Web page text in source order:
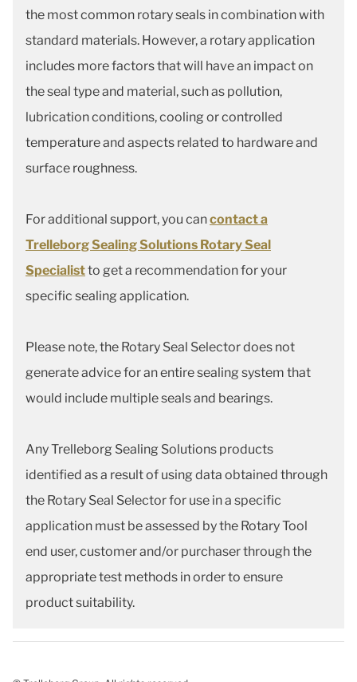
the most common rotary seals in combination with
standard materials. However, a rotary application
includes more factors that will have an impact on
the seal type and material, such as pollution,
lubrication conditions, cooling or controlled
temperature and aspects related to hardware and
surface roughness.
For additional support, you cancontact a
Trelleborg Sealing Solutions Rotary Seal
Specialistto get a recommendation for your
specific sealing application.
Please note, the Rotary Seal Selector does not
generate advice for an entire sealing system that
would include multiple seals and bearings.
Any Trelleborg Sealing Solutions products
identified as a result of using data obtained through
the Rotary Seal Selector for use in a specific
application must be assessed by the Rotary Tool
end user, customer and/or purchaser through the
appropriate test methods in order to ensure
product suitability.